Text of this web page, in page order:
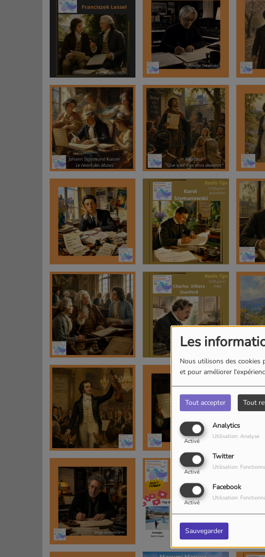
Les
Nous utilisons des cookies
et pour améliorer
Tout accepter Tout
Analytics
Activé
Utilisation: Analyse
Twitter
Activé
Utilisation:
Facebook
Activé
Utilisation:
Sauvegarder